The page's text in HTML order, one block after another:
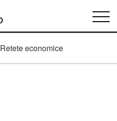
Retete economice